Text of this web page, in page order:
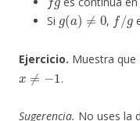
Si
g(a )≠0
,
f/ g
Ejercicio. Muestra que
x≠−1
.
Sugerencia. No uses la